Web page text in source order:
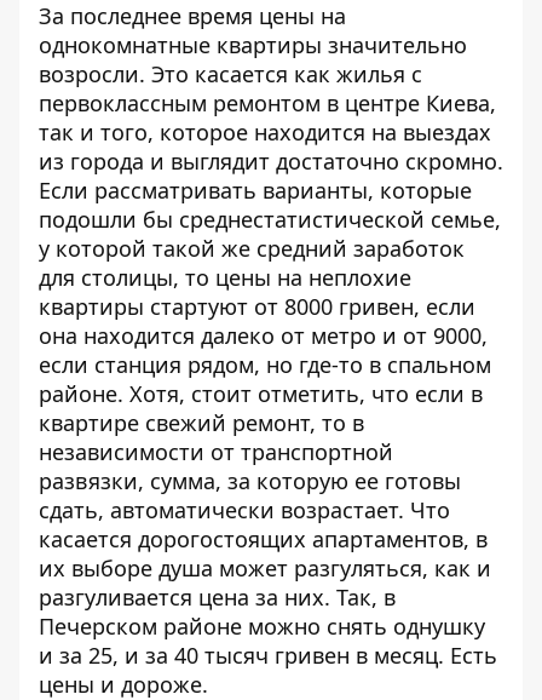
За последнее время цены на
однокомнатные квартиры значительно
возросли. Это касается как жилья с
первоклассным ремонтом в центре Киева,
так и того, которое находится на выездах
из города и выглядит достаточно скромно.
Если рассматривать варианты, которые
подошли бы среднестатистической семье,
у которой такой же средний заработок
для столицы, то цены на неплохие
квартиры стартуют от 8000 гривен, если
она находится далеко от метро и от 9000,
если станция рядом, но где-то в спальном
районе. Хотя, стоит отметить, что если в
квартире свежий ремонт, то в
независимости от транспортной
развязки, сумма, за которую ее готовы
сдать, автоматически возрастает. Что
касается дорогостоящих апартаментов, в
их выборе душа может разгуляться, как и
разгуливается цена за них. Так, в
Печерском районе можно снять однушку
и за 25, и за 40 тысяч гривен в месяц. Есть
цены и дороже.